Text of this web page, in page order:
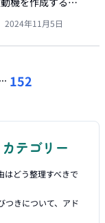
2024年11月5日
... 152
テゴリー
はどう整理すべきで
つきについて、アド